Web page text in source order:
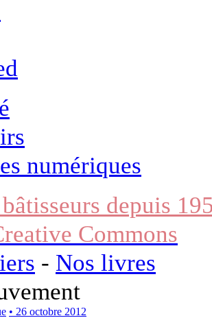
numériques
depuis
Commons
- Nos livres
• 26 octobre 2012